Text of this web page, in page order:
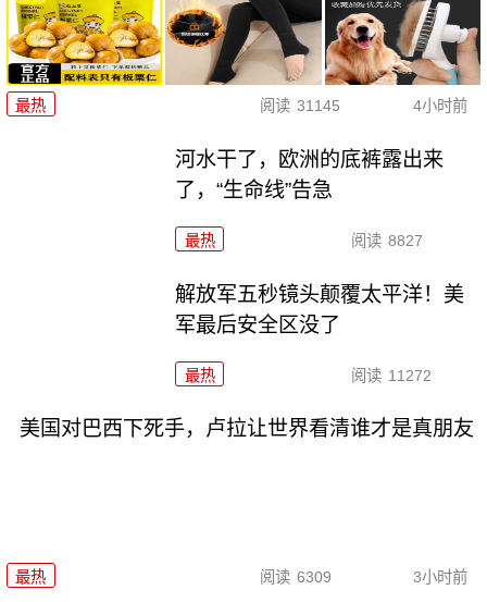
最热 阅读 31145 4小时前
河水干了，欧洲的底裤露出来
了，“生命线”告急
最热 阅读 8827
解放军五秒镜头颠覆太平洋！美
军最后安全区没了
最热 阅读 11272
美国对巴西下死手，卢拉让世界看清谁才是真朋友
最热 阅读 6309 3小时前